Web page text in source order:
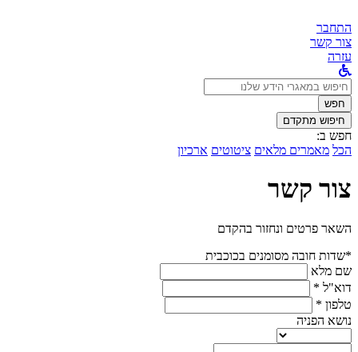
התחבר
צור קשר
עזרה
לחפש
ב:חפש
חיפוש מתקדם
חפש ב:
הכל מאמרים מלאים ציטוטים ארכיון
צור קשר
השאר פרטים ונחזור בהקדם
*שדות חובה מסומנים בכוכבית
שם מלא
דוא"ל *
טלפון *
נושא הפניה